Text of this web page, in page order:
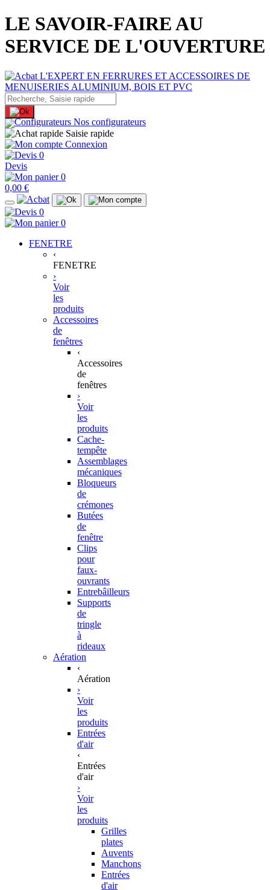
LE SAVOIR-FAIRE AU
SERVICE DE L'OUVERTURE
Nos configurateurs
Saisie rapide
Connexion
0
Devis
0
0,00 €
0
0
FENETRE
‹
FENETRE
›
Voir
les
produits
Accessoires
de
fenêtres
‹
Accessoires
de
fenêtres
›
Voir
les
produits
Cache-
tempête
Assemblages
mécaniques
Bloqueurs
de
crémones
Butées
de
fenêtre
Clips
pour
faux-
ouvrants
Entrebâilleurs
Supports
de
tringle
à
rideaux
Aération
‹
Aération
›
Voir
les
produits
Entrées
d'air
‹
Entrées
d'air
›
Voir
les
produits
Grilles
plates
Auvents
Manchons
Entrées
d'air